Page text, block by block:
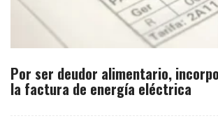
Por ser deudor alimentario,
la factura de energía eléctrica